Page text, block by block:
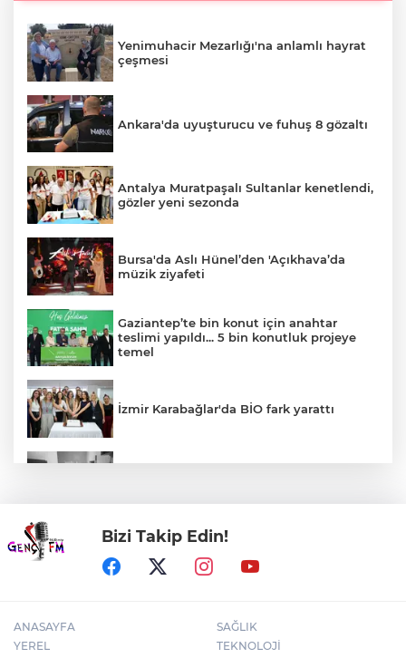
Yenimuhacir Mezarlığı'na anlamlı hayrat
çeşmesi
Ankara'da uyuşturucu ve fuhuş 8 gözaltı
Antalya Muratpaşalı Sultanlar kenetlendi,
gözler yeni sezonda
Bursa'da Aslı Hünel’den 'Açıkhava’da
müzik ziyafeti
Gaziantep’te bin konut için anahtar
teslimi yapıldı... 5 bin konutluk projeye
temel
İzmir Karabağlar'da BİO fark yarattı
Bursa Yıldırım'da çocuklar hem öğreniyor
hem eğleniyor
Bizi Takip Edin!
ANASAYFA
YEREL
SAĞLIK
TEKNOLOJİ